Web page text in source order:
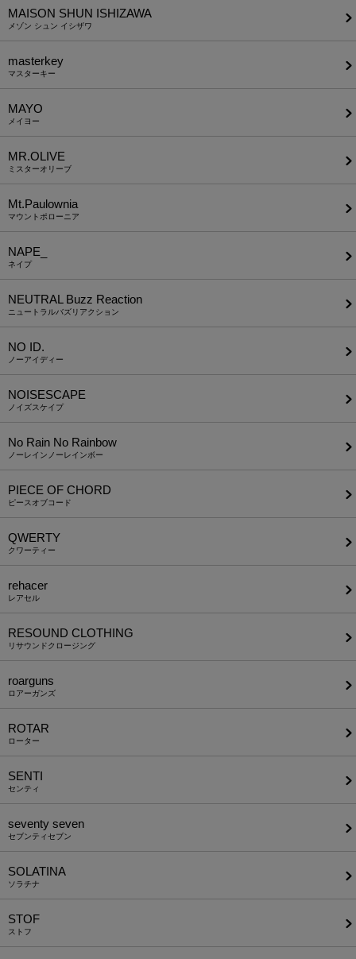
MAISON SHUN ISHIZAWA
メゾン シュン イシザワ
masterkey
マスターキー
MAYO
メイヨー
MR.OLIVE
ミスターオリーブ
Mt.Paulownia
マウントポローニア
NAPE_
ネイプ
NEUTRAL Buzz Reaction
ニュートラルバズリアクション
NO ID.
ノーアイディー
NOISESCAPE
ノイズスケイプ
No Rain No Rainbow
ノーレインノーレインボー
PIECE OF CHORD
ピースオブコード
QWERTY
クワーティー
rehacer
レアセル
RESOUND CLOTHING
リサウンドクロージング
roarguns
ロアーガンズ
ROTAR
ローター
SENTI
センティ
seventy seven
セブンティセブン
SOLATINA
ソラチナ
STOF
ストフ